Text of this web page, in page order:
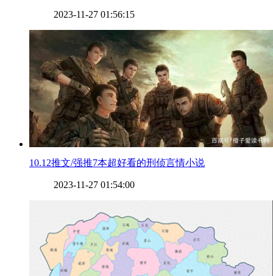
2023-11-27 01:56:15
​10.12推文/强推7本超好看的刑侦言情小说
2023-11-27 01:54:00